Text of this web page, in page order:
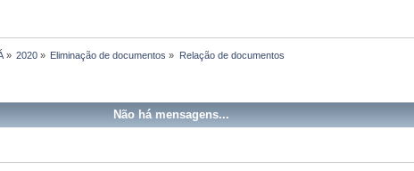
» 2020 » Eliminação de documentos » Relação de documentos
Não há mensagens...